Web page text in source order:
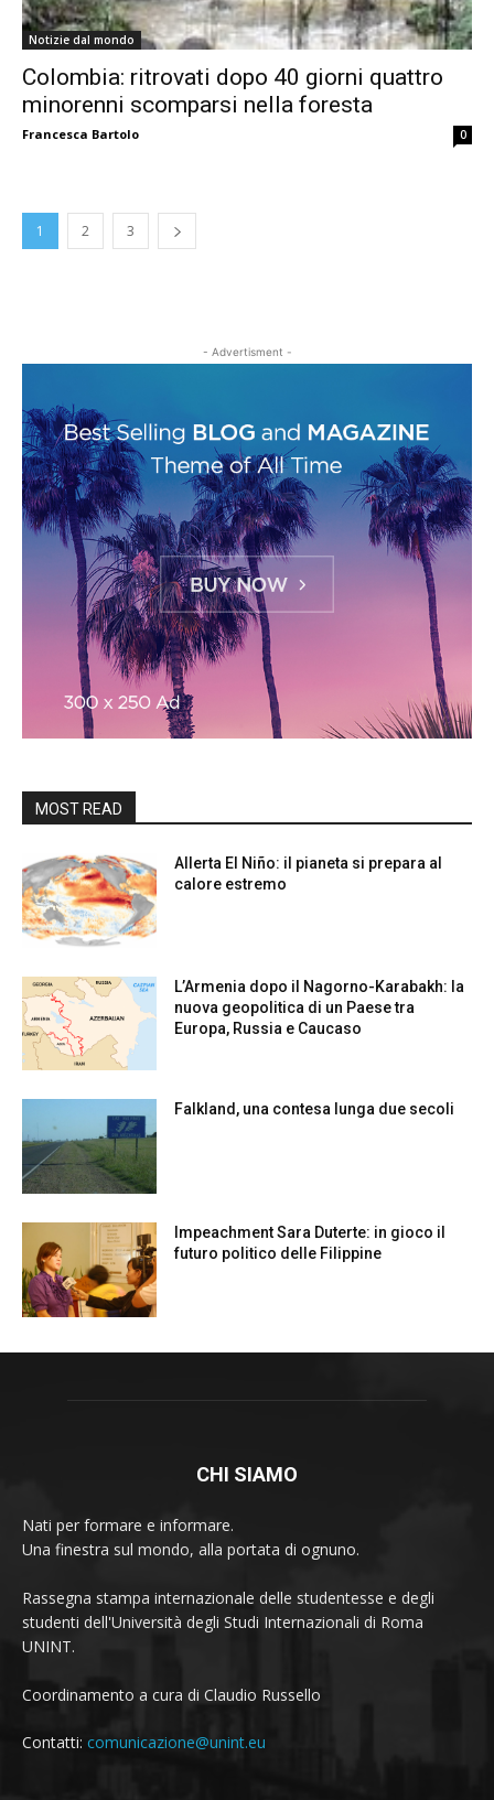
Notizie dal mondo
Colombia: ritrovati dopo 40 giorni quattro
minorenni scomparsi nella foresta
Francesca Bartolo 0
1 2 3
- Advertisment -
MOST READ
Allerta El Niño: il pianeta si prepara al
calore estremo
L’Armenia dopo il Nagorno-Karabakh: la
nuova geopolitica di un Paese tra
Europa, Russia e Caucaso
Falkland, una contesa lunga due secoli
Impeachment Sara Duterte: in gioco il
futuro politico delle Filippine
CHI SIAMO
Nati per formare e informare.
Una finestra sul mondo, alla portata di ognuno.
Rassegna stampa internazionale delle studentesse e degli
studenti dell'Università degli Studi Internazionali di Roma
UNINT.
Coordinamento a cura di Claudio Russello
Contatti: comunicazione@unint.eu